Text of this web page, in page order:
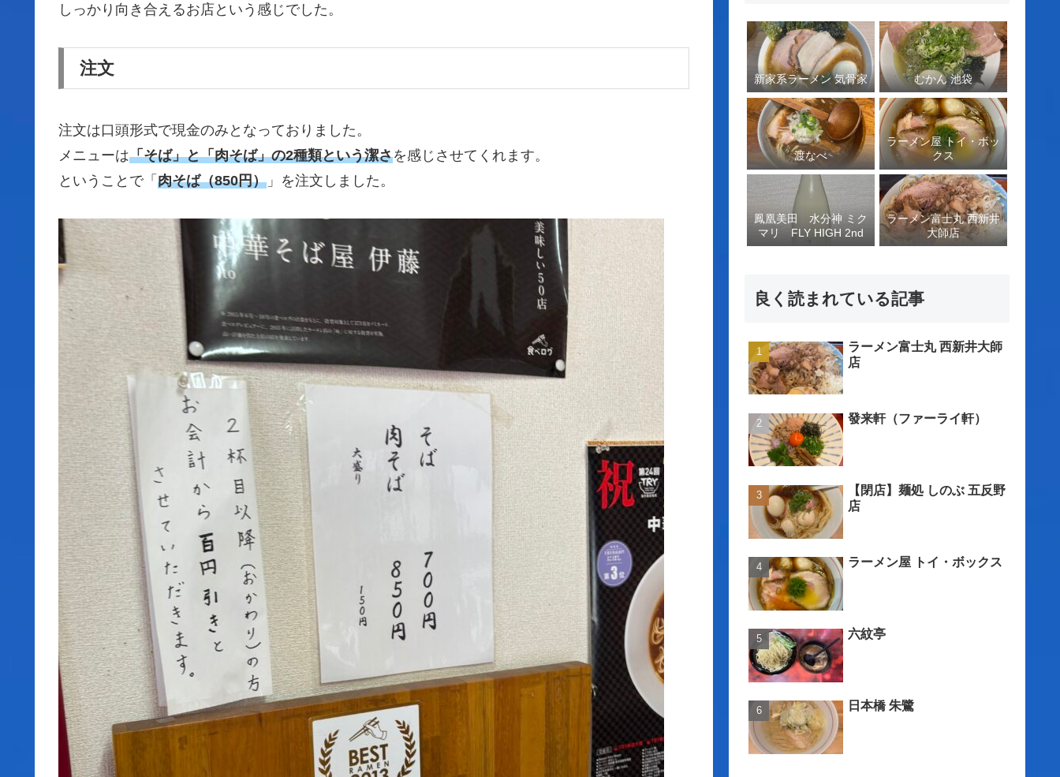
しっかり向き合えるお店という感じでした。
注文
注文は口頭形式で現金のみとなっておりました。
メニューは「そば」と「肉そば」の2種類という潔さを感じさせてくれます。
ということで「 肉そば（850円） 」を注文しました。
新家系ラーメン 気骨家 むかん 池袋
渡なべ
ラーメン屋 トイ・ボッ
クス
鳳凰美田 水分神 ミク
マリ FLY HIGH 2nd
ラーメン富士丸 西新井
大師店
良く読まれている記事
ラーメン富士丸 西新井大師
店
發来軒（ファーライ軒）
【閉店】麺処 しのぶ 五反野
店
ラーメン屋 トイ・ボックス
六紋亭
日本橋 朱鷺